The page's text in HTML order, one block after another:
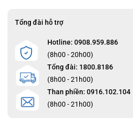
Tổng đài hỗ trợ
Hotline: 0908.959.886
(8h00 - 20h00)
Tổng đài: 1800.8186
(8h00 - 21h00)
Than phiền: 0916.102.104
(8h00 - 21h00)